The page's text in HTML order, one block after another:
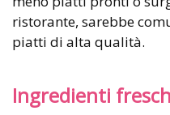
ristorante, sarebbe
piatti di alta qualità.
Ingredienti